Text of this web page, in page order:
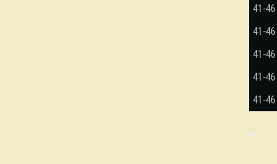
41-46
41-46
41-46
41-46
41-46
⇒